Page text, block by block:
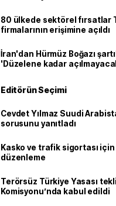
80 ülkede sektörel fırsatlar
firmalarının erişimine açıldı
İran'dan Hürmüz Boğazı
'Düzelene kadar
Editörün Seçimi
Cevdet Yılmaz Suudi
sorusunu yanıtladı
Kasko ve trafik sigortası için
düzenleme
Terörsüz Türkiye Yasası
Komisyonu’nda kabul edildi